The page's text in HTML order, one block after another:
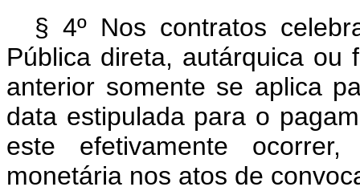
§ 4º Nos contratos
Pública direta, autárquica ou
anterior somente se aplica
data estipulada para o
este efetivamente
monetária nos atos de